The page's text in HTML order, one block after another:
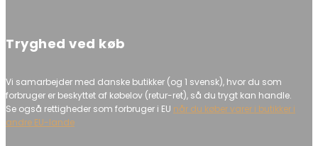
Tryghed ved køb
Vi samarbejder med danske butikker (og 1 svensk), hvor du som
forbruger er beskyttet af købelov (retur-ret), så du trygt kan handle.
Se også rettigheder som forbruger i EU når du køber varer i butikker i
andre EU-lande